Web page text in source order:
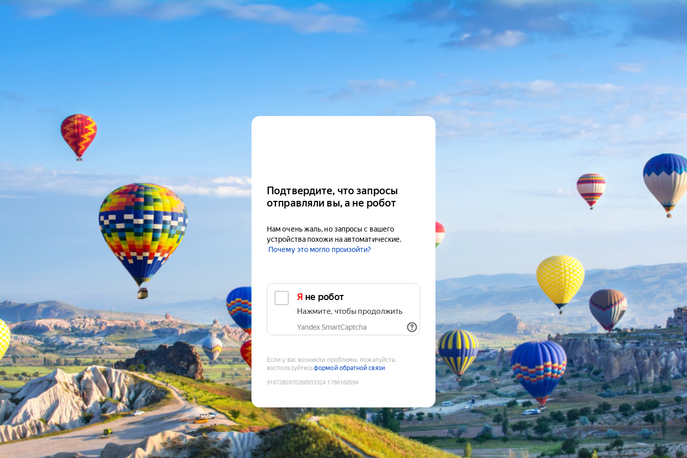
Подтвердите, что запросы
отправляли вы, а не робот
Нам очень жаль, но запросы с вашего
устройства похожи на автоматические.
Почему это могло произойти?
Я не робот
Нажмите, чтобы продолжить
Yandex SmartCaptcha
Если у вас возникли проблемы, пожалуйста,
воспользуйтесьформой обратной связи
9187280870268933324:1786168594